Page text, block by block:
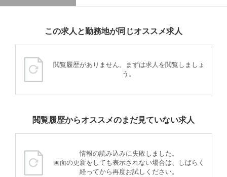
この求人と勤務地が同じオススメ求人
閲覧履歴がありません。まずは求人を閲覧しましょ
う。
閲覧履歴からオススメのまだ見ていない求人
情報の読み込みに失敗しました。
画面の更新をしても表示されない場合は、しばらく
経ってから再度お試しください。